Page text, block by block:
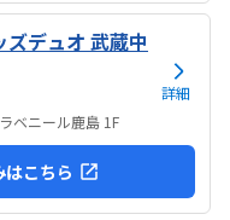
デュオ 武蔵中
ベニール鹿島 1F
詳細
こちら